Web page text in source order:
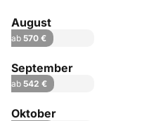
August
ab 570 €
September
ab 542 €
Oktober